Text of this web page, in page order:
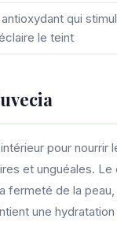
antioxydant qui
le teint
pour nourrir
et unguéales.
fermeté de la
une